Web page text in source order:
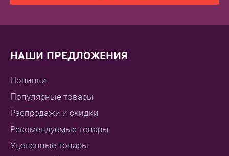
НАШИ ПРЕДЛОЖЕНИЯ
Новинки
Популярные товары
Распродажи и скидки
Рекомендуемые товары
Уцененные товары